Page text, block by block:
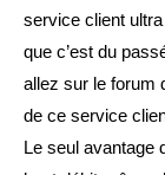
service client
que c’est du
allez sur le forum
de ce service
Le seul avantage